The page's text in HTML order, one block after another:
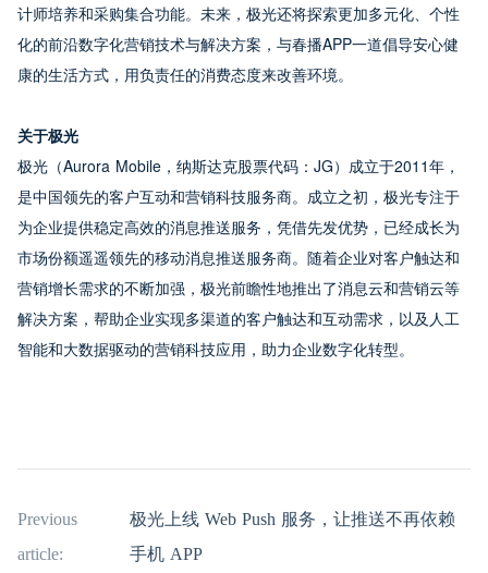
计师培养和采购集合功能。未来，极光还将探索更加多元化、个性
化的前沿数字化营销技术与解决方案，与春播APP一道倡导安心健
康的生活方式，用负责任的消费态度来改善环境。
关于极光
极光（Aurora Mobile，纳斯达克股票代码：JG）成立于2011年，
是中国领先的客户互动和营销科技服务商。成立之初，极光专注于
为企业提供稳定高效的消息推送服务，凭借先发优势，已经成长为
市场份额遥遥领先的移动消息推送服务商。随着企业对客户触达和
营销增长需求的不断加强，极光前瞻性地推出了消息云和营销云等
解决方案，帮助企业实现多渠道的客户触达和互动需求，以及人工
智能和大数据驱动的营销科技应用，助力企业数字化转型。
Previous
article:
极光上线 Web Push 服务，让推送不再依赖
手机 APP